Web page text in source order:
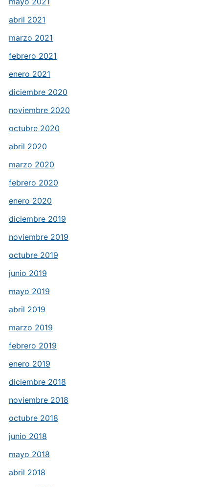
abril 2021
marzo 2021
febrero 2021
enero 2021
diciembre 2020
noviembre 2020
octubre 2020
abril 2020
marzo 2020
febrero 2020
enero 2020
diciembre 2019
noviembre 2019
octubre 2019
junio 2019
mayo 2019
abril 2019
marzo 2019
febrero 2019
enero 2019
diciembre 2018
noviembre 2018
octubre 2018
junio 2018
mayo 2018
abril 2018